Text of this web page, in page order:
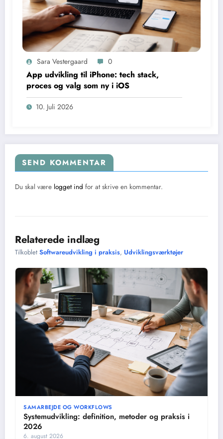
Sara Vestergaard 0
App udvikling til iPhone: tech stack,
proces og valg som ny i iOS
10. Juli 2026
SEND KOMMENTAR
Du skal være logget ind for at skrive en kommentar.
Relaterede indlæg
Tilkoblet Softwareudvikling i praksis, Udviklingsværktøjer
SAMARBEJDE OG WORKFLOWS
Systemudvikling: definition, metoder og praksis i
2026
6. august 2026